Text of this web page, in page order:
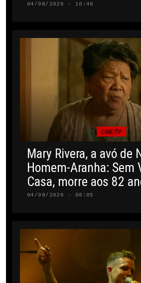
04/08/2026 · 10:40
CINE/TV
Mary Rivera, a avó de
Homem-Aranha: Sem
Casa, morre aos 82
04/08/2026 · 08:05